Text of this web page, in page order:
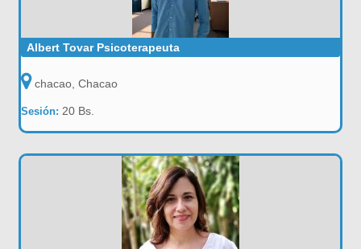
Albert Tovar Psicoterapeuta
chacao, Chacao
Sesión:20 Bs.